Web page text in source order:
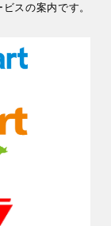
スの案内です。